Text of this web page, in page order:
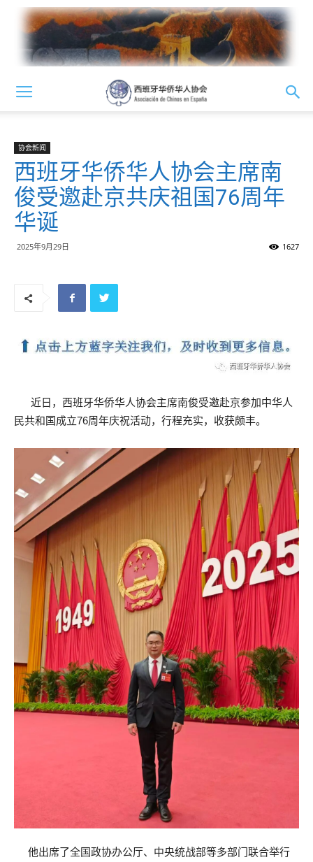
协会新闻
西班牙华侨华人协会主席南
俊受邀赴京共庆祖国76周年
华诞
2025年9月29日 1627
近日，西班牙华侨华人协会主席南俊受邀赴京参加中华人
民共和国成立76周年庆祝活动，行程充实，收获颇丰。
他出席了全国政协办公厅、中央统战部等多部门联合举行